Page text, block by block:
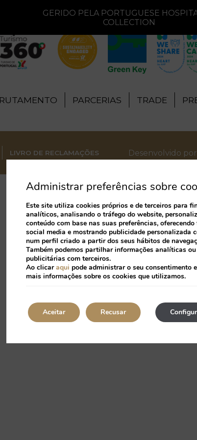
GERIDO PELA PORTUGUESE
COLLECTION
PARCERIAS TRADE
LIVRO DE RECLAMAÇÕES Desenvolvido por
Administrar preferências sobre
Este site utiliza cookies próprios e de terceiros para
analíticos, analisando o tráfego do website,
conteúdo com base nas suas preferências, oferecendo
social media e mostrando publicidade personalizada
num perfil criado a partir dos seus hábitos de
Também podemos partilhar informações analíticas ou
publicitárias com terceiros.
Ao clicaraqui pode administrar o seu consentimento
mais informações sobre os cookies que utilizamos.
Aceitar Recusar